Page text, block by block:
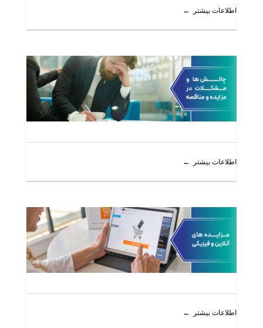
اطلاعات بیشتر
اطلاعات بیشتر
اطلاعات بیشتر